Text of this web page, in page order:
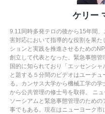
ケリー
9.11同時多発テロの後から15年間
害対応において指導的な役割を果
ションと実践を推進させるための
創立して代表となった。緊急事態
国的に知られており「エッセンシ
と題する５分間のビデオはユーチ
る。カンサス大学から機械工学の
から公共管理の修士号を取得。 ニ
ソーシアムと緊急事態管理のため
事でもある。現在はニューヨーク